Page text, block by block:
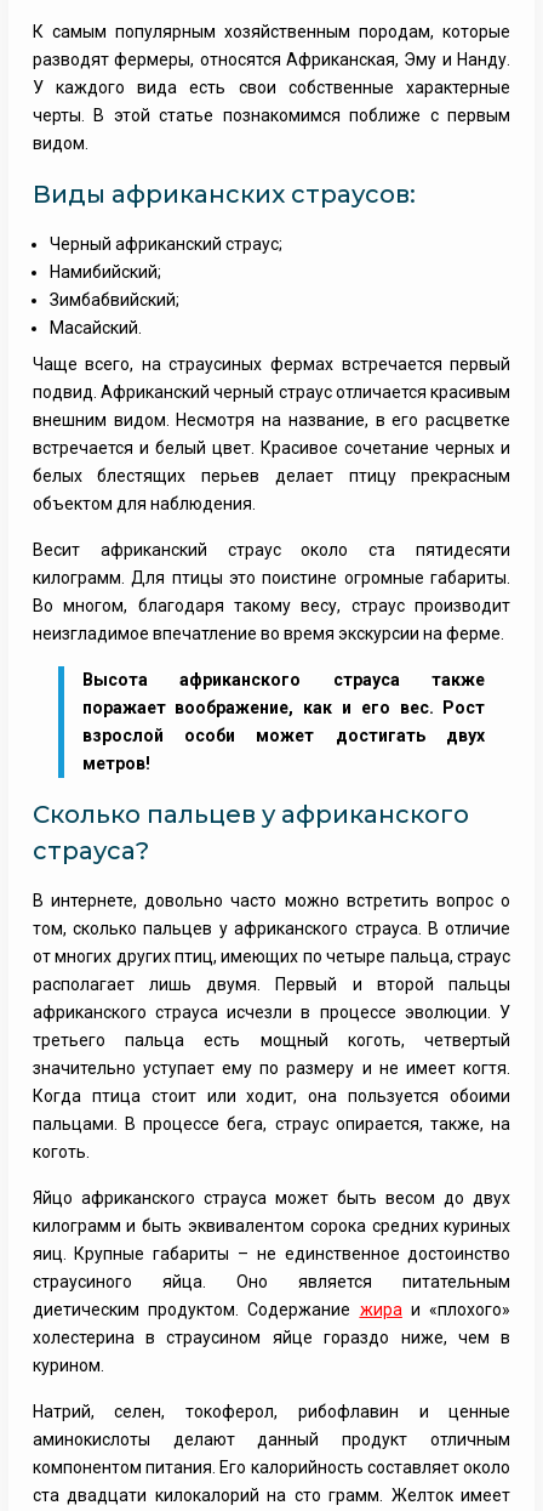
К самым популярным хозяйственным породам, которые
разводят фермеры, относятся Африканская, Эму и Нанду.
У каждого вида есть свои собственные характерные
черты. В этой статье познакомимся поближе с первым
видом.
Виды африканских страусов:
Черный африканский страус;
Намибийский;
Зимбабвийский;
Масайский.
Чаще всего, на страусиных фермах встречается первый
подвид. Африканский черный страус отличается красивым
внешним видом. Несмотря на название, в его расцветке
встречается и белый цвет. Красивое сочетание черных и
белых блестящих перьев делает птицу прекрасным
объектом для наблюдения.
Весит африканский страус около ста пятидесяти
килограмм. Для птицы это поистине огромные габариты.
Во многом, благодаря такому весу, страус производит
неизгладимое впечатление во время экскурсии на ферме.
Высота африканского страуса также
поражает воображение, как и его вес. Рост
взрослой особи может достигать двух
метров!
Сколько пальцев у африканского
страуса?
В интернете, довольно часто можно встретить вопрос о
том, сколько пальцев у африканского страуса. В отличие
от многих других птиц, имеющих по четыре пальца, страус
располагает лишь двумя. Первый и второй пальцы
африканского страуса исчезли в процессе эволюции. У
третьего пальца есть мощный коготь, четвертый
значительно уступает ему по размеру и не имеет когтя.
Когда птица стоит или ходит, она пользуется обоими
пальцами. В процессе бега, страус опирается, также, на
коготь.
Яйцо африканского страуса может быть весом до двух
килограмм и быть эквивалентом сорока средних куриных
яиц. Крупные габариты – не единственное достоинство
страусиного яйца. Оно является питательным
диетическим продуктом. Содержание жира и «плохого»
холестерина в страусином яйце гораздо ниже, чем в
курином.
Натрий, селен, токоферол, рибофлавин и ценные
аминокислоты делают данный продукт отличным
компонентом питания. Его калорийность составляет около
ста двадцати килокалорий на сто грамм. Желток имеет